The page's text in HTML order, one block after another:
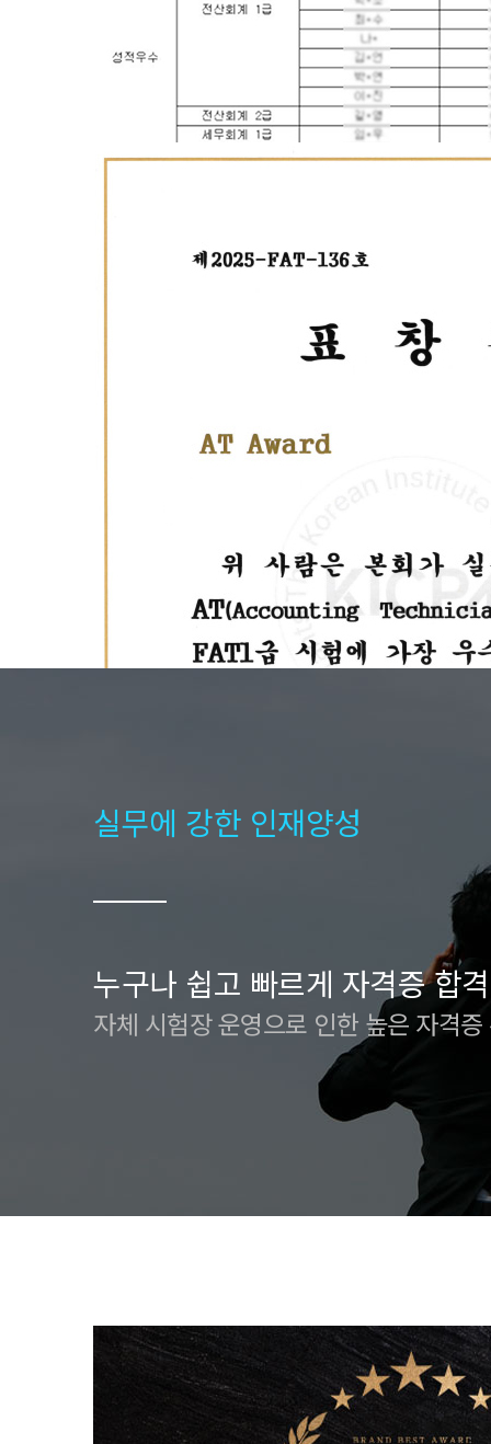
* 구로캠퍼스 훈련생 - [자체시험센터]전산세무회계(회
* 구로캠퍼스 훈련생 - [자체시험센터]전산세무회계(회
실무에 강한 인재양성
누구나 쉽고 빠르게 자격증 합
자체 시험장 운영으로 인한 높은 자격